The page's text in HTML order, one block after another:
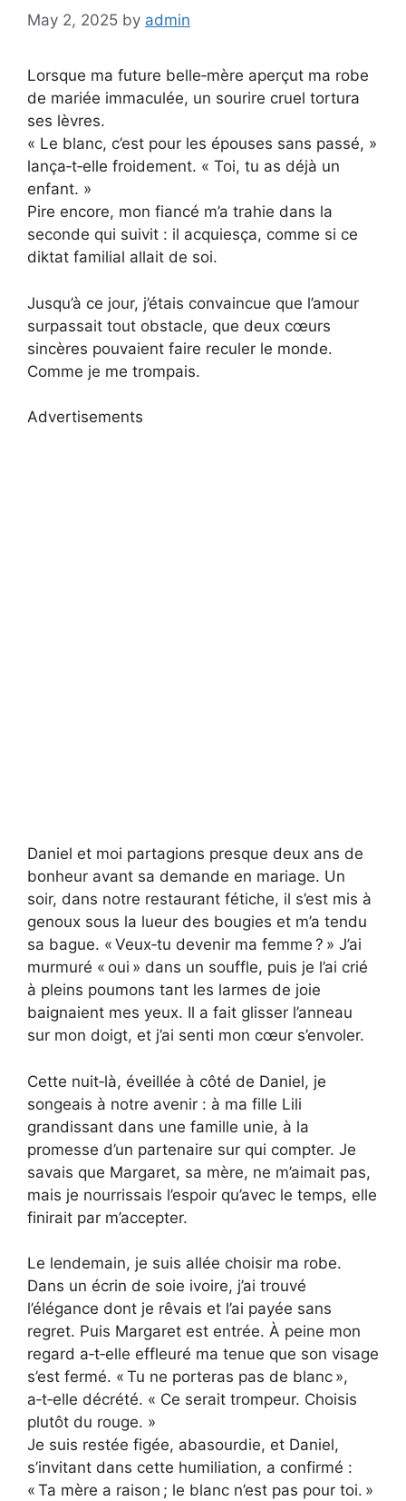
May 2, 2025 by admin
Lorsque ma future belle‑mère aperçut ma robe
de mariée immaculée, un sourire cruel tortura
ses lèvres.
« Le blanc, c’est pour les épouses sans passé, »
lança‑t‑elle froidement. « Toi, tu as déjà un
enfant. »
Pire encore, mon fiancé m’a trahie dans la
seconde qui suivit : il acquiesça, comme si ce
diktat familial allait de soi.
Jusqu’à ce jour, j’étais convaincue que l’amour
surpassait tout obstacle, que deux cœurs
sincères pouvaient faire reculer le monde.
Comme je me trompais.
Advertisements
Daniel et moi partagions presque deux ans de
bonheur avant sa demande en mariage. Un
soir, dans notre restaurant fétiche, il s’est mis à
genoux sous la lueur des bougies et m’a tendu
sa bague. « Veux‑tu devenir ma femme ? » J’ai
murmuré « oui » dans un souffle, puis je l’ai crié
à pleins poumons tant les larmes de joie
baignaient mes yeux. Il a fait glisser l’anneau
sur mon doigt, et j’ai senti mon cœur s’envoler.
Cette nuit‑là, éveillée à côté de Daniel, je
songeais à notre avenir : à ma fille Lili
grandissant dans une famille unie, à la
promesse d’un partenaire sur qui compter. Je
savais que Margaret, sa mère, ne m’aimait pas,
mais je nourrissais l’espoir qu’avec le temps, elle
finirait par m’accepter.
Le lendemain, je suis allée choisir ma robe.
Dans un écrin de soie ivoire, j’ai trouvé
l’élégance dont je rêvais et l’ai payée sans
regret. Puis Margaret est entrée. À peine mon
regard a‑t‑elle effleuré ma tenue que son visage
s’est fermé. « Tu ne porteras pas de blanc »,
a‑t‑elle décrété. « Ce serait trompeur. Choisis
plutôt du rouge. »
Je suis restée figée, abasourdie, et Daniel,
s’invitant dans cette humiliation, a confirmé :
« Ta mère a raison ; le blanc n’est pas pour toi. »